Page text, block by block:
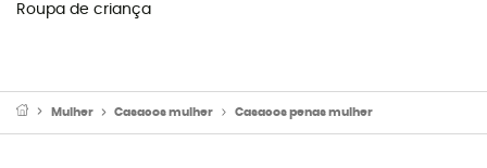
Roupa de criança
Mulher Casacos mulher Casacos penas mulher